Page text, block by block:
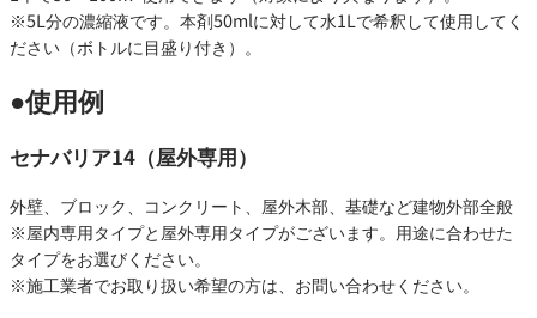
㎡
個
※5L分の濃縮液です。本剤50mlに対して水1Lで希釈して使用してく
ださい（ボトルに目盛り付き）。
●使用例
セナバリア14（屋外専用）
外壁、ブロック、コンクリート、屋外木部、基礎など建物外部全般
※屋内専用タイプと屋外専用タイプがございます。用途に合わせた
タイプをお選びください。
※施工業者でお取り扱い希望の方は、お問い合わせください。